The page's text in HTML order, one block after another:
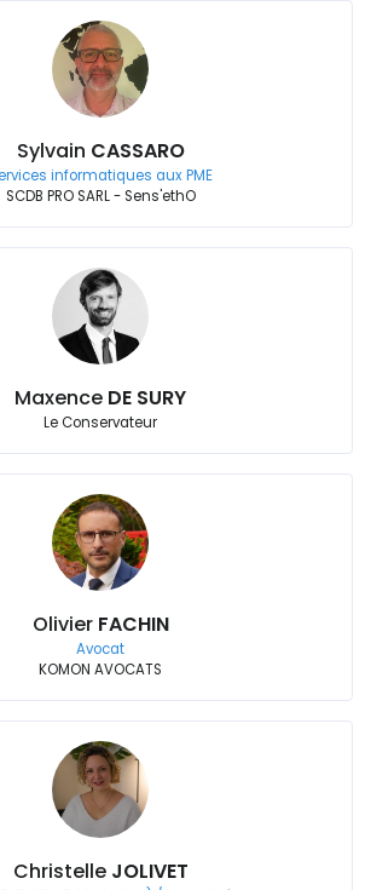
Sylvain CASSARO
informatiques aux PME
SCDB PRO SARL - Sens'ethO
Maxence DE SURY
Le Conservateur
Olivier FACHIN
Avocat
KOMON AVOCATS
Christelle JOLIVET